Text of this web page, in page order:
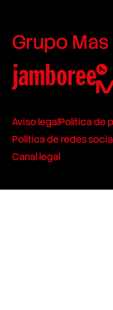
Grupo Mas
Aviso legalPolítica de
Política de redes
Canal legal